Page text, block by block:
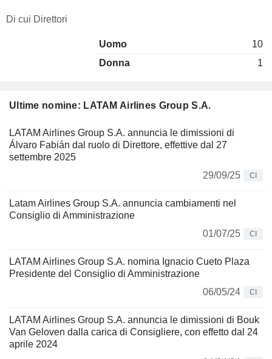
Ultime nomine: LATAM Airlines Group S.A.
LATAM Airlines Group S.A. annuncia le dimissioni di
Álvaro Fabián dal ruolo di Direttore, effettive dal 27
settembre 2025
29/09/25
CI
Latam Airlines Group S.A. annuncia cambiamenti nel
Consiglio di Amministrazione
01/07/25
CI
LATAM Airlines Group S.A. nomina Ignacio Cueto Plaza
Presidente del Consiglio di Amministrazione
06/05/24
CI
LATAM Airlines Group S.A. annuncia le dimissioni di Bouk
Van Geloven dalla carica di Consigliere, con effetto dal 24
aprile 2024
Di cui Direttori
Uomo
10
Donna
1